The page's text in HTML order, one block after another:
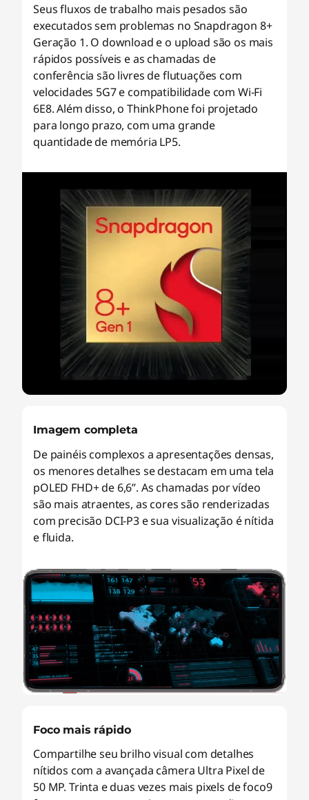
Seus fluxos de trabalho mais pesados são
executados sem problemas no Snapdragon 8+
Geração 1. O download e o upload são os mais
rápidos possíveis e as chamadas de
conferência são livres de flutuações com
velocidades 5G7 e compatibilidade com Wi-Fi
6E8. Além disso, o ThinkPhone foi projetado
para longo prazo, com uma grande
quantidade de memória LP5.
Imagem completa
De painéis complexos a apresentações densas,
os menores detalhes se destacam em uma tela
pOLED FHD+ de 6,6”. As chamadas por vídeo
são mais atraentes, as cores são renderizadas
com precisão DCI-P3 e sua visualização é nítida
e fluida.
Foco mais rápido
Compartilhe seu brilho visual com detalhes
nítidos com a avançada câmera Ultra Pixel de
50 MP. Trinta e duas vezes mais pixels de foco9